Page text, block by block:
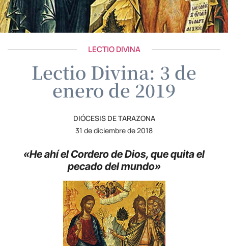
LECTIO DIVINA
Lectio Divina: 3 de
enero de 2019
DIÓCESIS DE TARAZONA
31 de diciembre de 2018
«He ahí el Cordero de Dios, que quita el
pecado del mundo»